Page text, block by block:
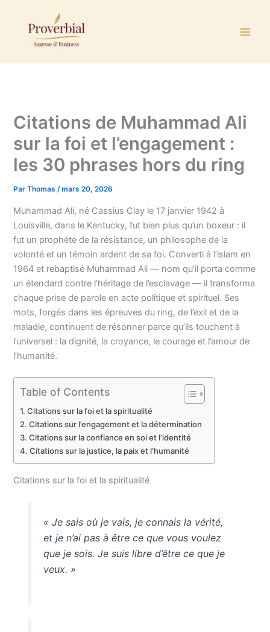
contenu
Citations de Muhammad Ali
sur la foi et l’engagement :
les 30 phrases hors du ring
ParThomas/mars 20, 2026
Muhammad Ali, né Cassius Clay le 17 janvier 1942 à
Louisville, dans le Kentucky, fut bien plus qu’un boxeur : il
fut un prophète de la résistance, un philosophe de la
volonté et un témoin ardent de sa foi. Converti à l’islam en
1964 et rebaptisé Muhammad Ali — nom qu’il porta comme
un étendard contre l’héritage de l’esclavage — il transforma
chaque prise de parole en acte politique et spirituel. Ses
mots, forgés dans les épreuves du ring, de l’exil et de la
maladie, continuent de résonner parce qu’ils touchent à
l’universel : la dignité, la croyance, le courage et l’amour de
l’humanité.
Table of Contents
Citations sur la foi et la spiritualité
Citations sur l’engagement et la détermination
Citations sur la confiance en soi et l’identité
Citations sur la justice, la paix et l’humanité
Citations sur la foi et la spiritualité
« Je sais où je vais, je connais la vérité,
et je n’ai pas à être ce que vous voulez
que je sois. Je suis libre d’être ce que je
veux. »